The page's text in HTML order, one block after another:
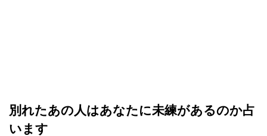
別れたあの人はあなたに未練があるのか占
います